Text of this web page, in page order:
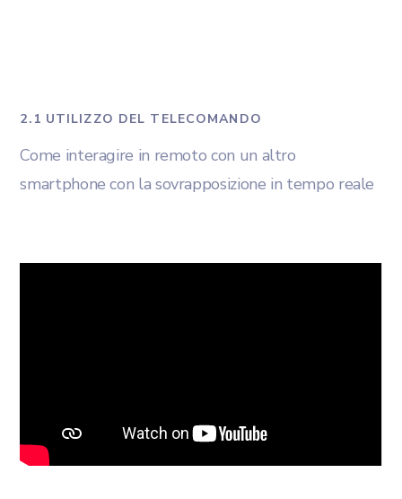
2.1 UTILIZZO DEL TELECOMANDO
Come interagire in remoto con un altro
smartphone con la sovrapposizione in tempo reale